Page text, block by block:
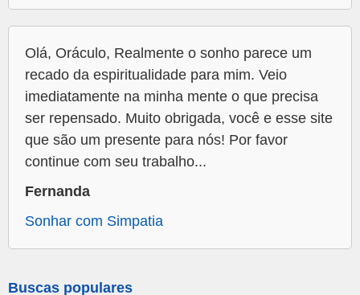
Olá, Oráculo, Realmente o sonho parece um
recado da espiritualidade para mim. Veio
imediatamente na minha mente o que precisa
ser repensado. Muito obrigada, você e esse site
que são um presente para nós! Por favor
continue com seu trabalho...
Fernanda
Sonhar com Simpatia
Buscas populares